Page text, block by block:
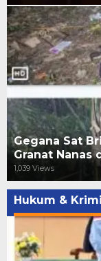
Gegana Sat
Granat Nanas
1,039 Views
Hukum &